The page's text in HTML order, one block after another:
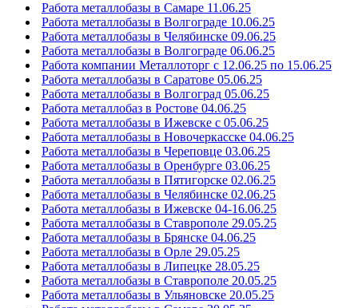
Работа металлобазы в Самаре 11.06.25
Работа металлобазы в Волгограде 10.06.25
Работа металлобазы в Челябинске 09.06.25
Работа металлобазы в Волгограде 06.06.25
Работа компании Металлоторг с 12.06.25 по 15.06.25
Работа металлобазы в Саратове 05.06.25
Работа металлобазы в Волгоград 05.06.25
Работа металлобаз в Ростове 04.06.25
Работа металлобазы в Ижевске с 05.06.25
Работа металлобазы в Новочеркасске 04.06.25
Работа металлобазы в Череповце 03.06.25
Работа металлобазы в Оренбурге 03.06.25
Работа металлобазы в Пятигорске 02.06.25
Работа металлобазы в Челябинске 02.06.25
Работа металлобазы в Ижевске 04-16.06.25
Работа металлобазы в Ставрополе 29.05.25
Работа металлобазы в Брянске 04.06.25
Работа металлобазы в Орле 29.05.25
Работа металлобазы в Липецке 28.05.25
Работа металлобазы в Ставрополе 20.05.25
Работа металлобазы в Ульяновске 20.05.25